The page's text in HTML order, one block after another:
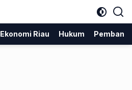
Ekonomi Riau Hukum